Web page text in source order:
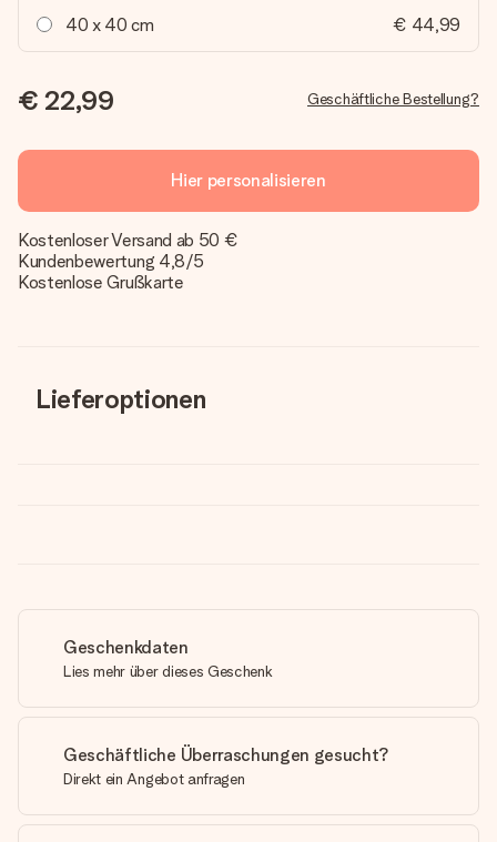
40 x 40 cm € 44,99
€ 22,99 Geschäftliche Bestellung?
Hier personalisieren
Kostenloser Versand ab 50 €
Kundenbewertung 4,8/5
Kostenlose Grußkarte
Lieferoptionen
Geschenkdaten
Lies mehr über dieses Geschenk
Geschäftliche Überraschungen gesucht?
Direkt ein Angebot anfragen